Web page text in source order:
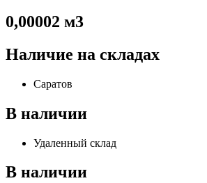
0,00002 м3
Наличие на складах
Саратов
В наличии
Удаленный склад
В наличии